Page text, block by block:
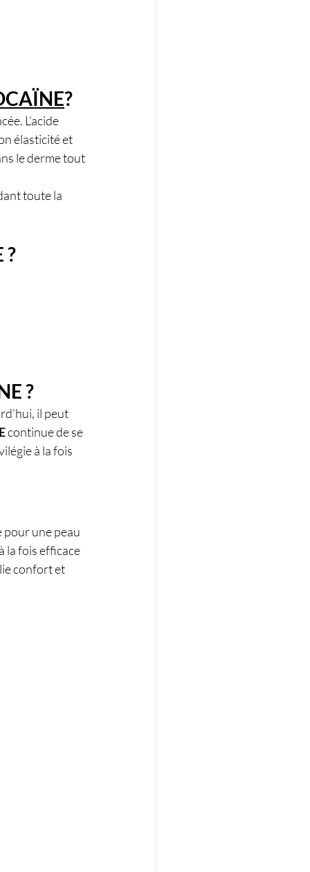
?
L’acide
élasticité et
le derme tout
toute la
?
?
il peut
continue de se
à la fois
une peau
la fois efficace
confort et